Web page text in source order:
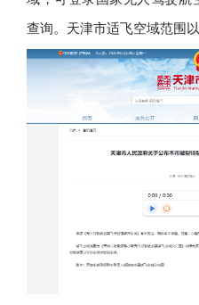
查询。天津市适飞空域范围